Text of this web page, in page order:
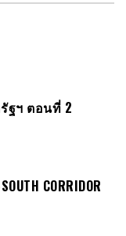
ฐฯ ตอนที่ 2
CORRIDOR